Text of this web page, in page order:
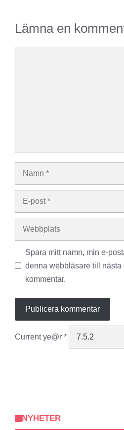
Lämna en
Namn
Webbplats
Spara mitt namn, min e-
denna webbläsare till nästa
kommentar.
Current ye@r *
NYHETER